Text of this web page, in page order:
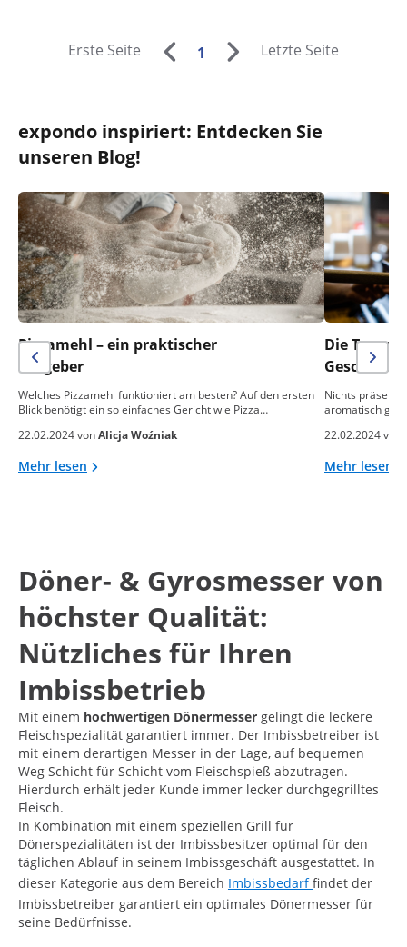
Erste Seite 1 Letzte Seite
expondo inspiriert: Entdecken Sie
unseren Blog!
Pizzamehl – ein praktischer
Ratgeber
Welches Pizzamehl funktioniert am besten? Auf den ersten
Blick benötigt ein so einfaches Gericht wie Pizza…
22.02.2024 vonAlicja Woźniak
Mehr lesen
Die
Nichts
aromatisch
22.02.2024 von
Mehr lesen
Döner- & Gyrosmesser von
höchster Qualität:
Nützliches für Ihren
Imbissbetrieb
Mit einem hochwertigen Dönermesser gelingt die leckere
Fleischspezialität garantiert immer. Der Imbissbetreiber ist
mit einem derartigen Messer in der Lage, auf bequemen
Weg Schicht für Schicht vom Fleischspieß abzutragen.
Hierdurch erhält jeder Kunde immer lecker durchgegrilltes
Fleisch.
In Kombination mit einem speziellen Grill für
Dönerspezialitäten ist der Imbissbesitzer optimal für den
täglichen Ablauf in seinem Imbissgeschäft ausgestattet. In
dieser Kategorie aus dem Bereich Imbissbedarffindet der
Imbissbetreiber garantiert ein optimales Dönermesser für
seine Bedürfnisse.